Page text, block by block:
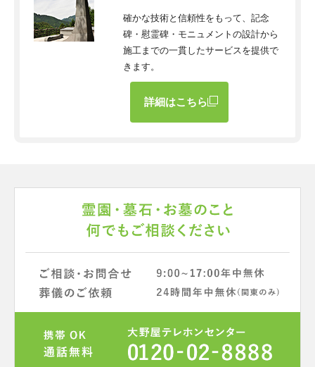
確かな技術と信頼性をもって、記念
碑・慰霊碑・モニュメントの設計から
施工までの一貫したサービスを提供で
きます。
詳細はこちら